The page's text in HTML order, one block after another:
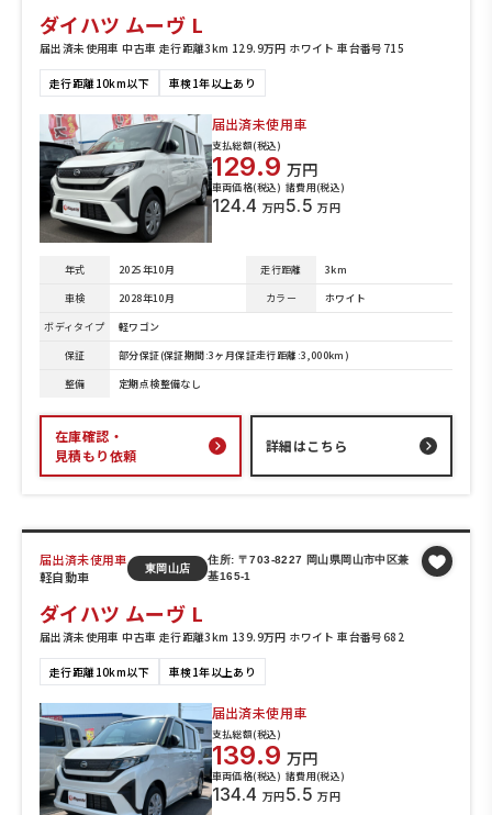
ダイハツ ムーヴ L
届出済未使用車 中古車 走行距離3km 129.9万円 ホワイト 車台番号715
走行距離10km以下 車検1年以上あり
届出済未使用車
支払総額(税込)
129.9 万円
車両価格(税込)
124.4 万円
諸費用(税込)
5.5 万円
年式 2025年10月 走行距離
3km
車検
2028年10月 カラー
ホワイト
ボディタイプ
軽ワゴン
保証
部分保証(保証期間:3ヶ月保証走行距離:3,000km)
整備
定期点検整備なし
在庫確認・
見積もり依頼
詳細はこちら
届出済未使用車
軽自動車
東岡山店
住所: 〒703-8227 岡山県岡山市中区兼
基165-1
ダイハツ ムーヴ L
届出済未使用車 中古車 走行距離3km 139.9万円 ホワイト 車台番号682
走行距離10km以下 車検1年以上あり
届出済未使用車
支払総額(税込)
139.9 万円
車両価格(税込)
134.4 万円
諸費用(税込)
5.5 万円